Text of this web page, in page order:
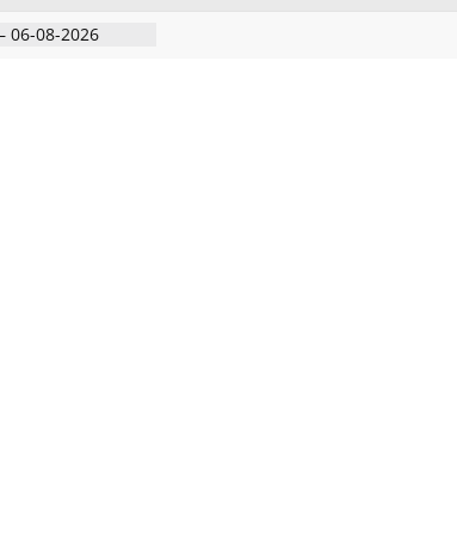
06-08-2026